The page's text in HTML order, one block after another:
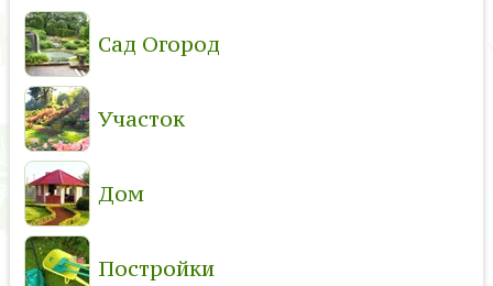
Сад Огород
Участок
Дом
Постройки